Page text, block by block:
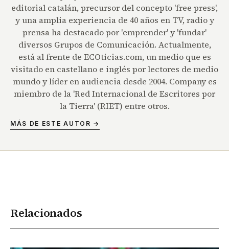
editorial catalán, precursor del concepto 'free press',
y una amplia experiencia de 40 años en TV, radio y
prensa ha destacado por 'emprender' y 'fundar'
diversos Grupos de Comunicación. Actualmente,
está al frente de ECOticias.com, un medio que es
visitado en castellano e inglés por lectores de medio
mundo y líder en audiencia desde 2004. Company es
miembro de la 'Red Internacional de Escritores por
la Tierra' (RIET) entre otros.
MÁS DE ESTE AUTOR →
Relacionados